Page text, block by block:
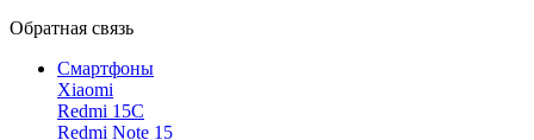
Обратная связь
Смартфоны
Xiaomi
Redmi 15C
Redmi Note 15